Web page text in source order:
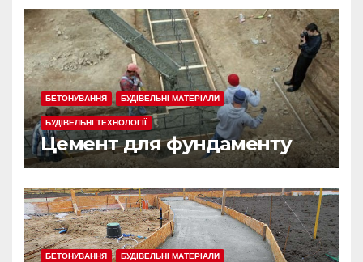
БЕТОНУВАННЯ БУДІВЕЛЬНІ МАТЕРІАЛИ
БУДІВЕЛЬНІ ТЕХНОЛОГІЇ
Цемент для фундаменту
БЕТОНУВАННЯ БУДІВЕЛЬНІ МАТЕРІАЛИ